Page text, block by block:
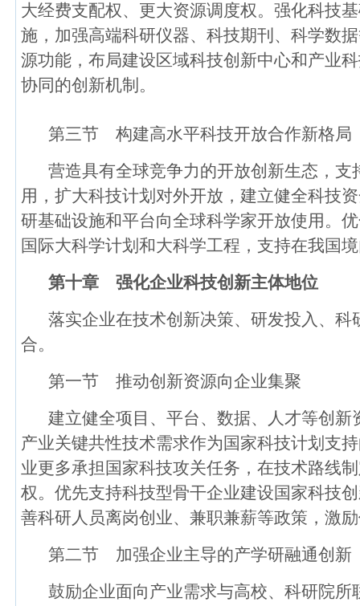
大经费支配权、更大资源调度权。强化科技
施，加强高端科研仪器、科技期刊、科学数
源功能，布局建设区域科技创新中心和产业
协同的创新机制。
第三节 构建高水平科技开放合作新格局
营造具有全球竞争力的开放创新生态，
用，扩大科技计划对外开放，建立健全科技
研基础设施和平台向全球科学家开放使用。
国际大科学计划和大科学工程，支持在我国
第十章 强化企业科技创新主体地位
落实企业在技术创新决策、研发投入、
合。
第一节 推动创新资源向企业集聚
建立健全项目、平台、数据、人才等创
产业关键共性技术需求作为国家科技计划支
业更多承担国家科技攻关任务，在技术路线
权。优先支持科技型骨干企业建设国家科技
善科研人员离岗创业、兼职兼薪等政策，激
第二节 加强企业主导的产学研融通创新
鼓励企业面向产业需求与高校、科研院